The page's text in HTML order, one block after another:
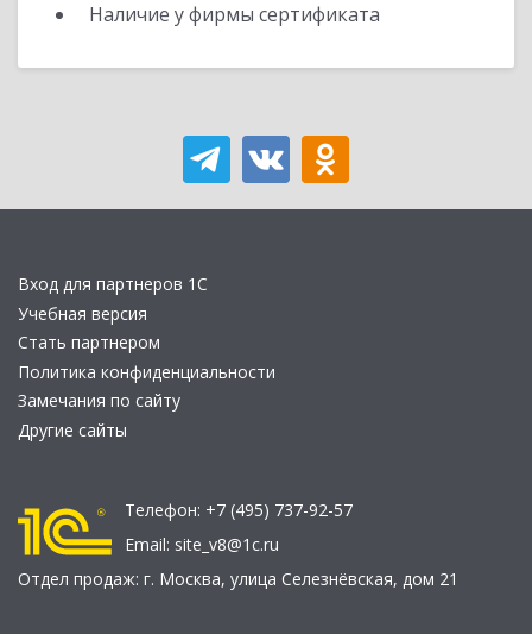
Наличие у фирмы сертификата
Вход для партнеров 1С
Учебная версия
Стать партнером
Политика конфиденциальности
Замечания по сайту
Другие сайты
Телефон: +7 (495) 737-92-57
Email: site_v8@1c.ru
Отдел продаж: г. Москва, улица Селезнёвская, дом 21